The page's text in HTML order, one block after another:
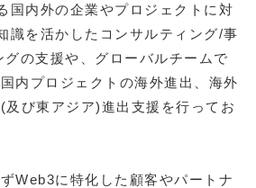
国内外の企業やプロジェクトに対
識を活かしたコンサルティング/事
の支援や、グローバルチームで
内プロジェクトの海外進出、海外
及び東アジア)進出支援を行ってお
Web3に特化した顧客やパートナ